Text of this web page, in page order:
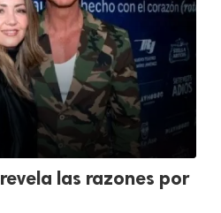
las razones por